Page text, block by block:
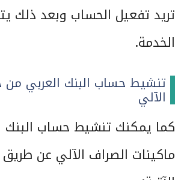
تريد تفعيل الحساب وبعد ذلك
الخدمة.
تنشيط حساب البنك العربي من
الآلي
كما يمكنك تنشيط حساب البنك
ماكينات الصراف الآلي عن طريق